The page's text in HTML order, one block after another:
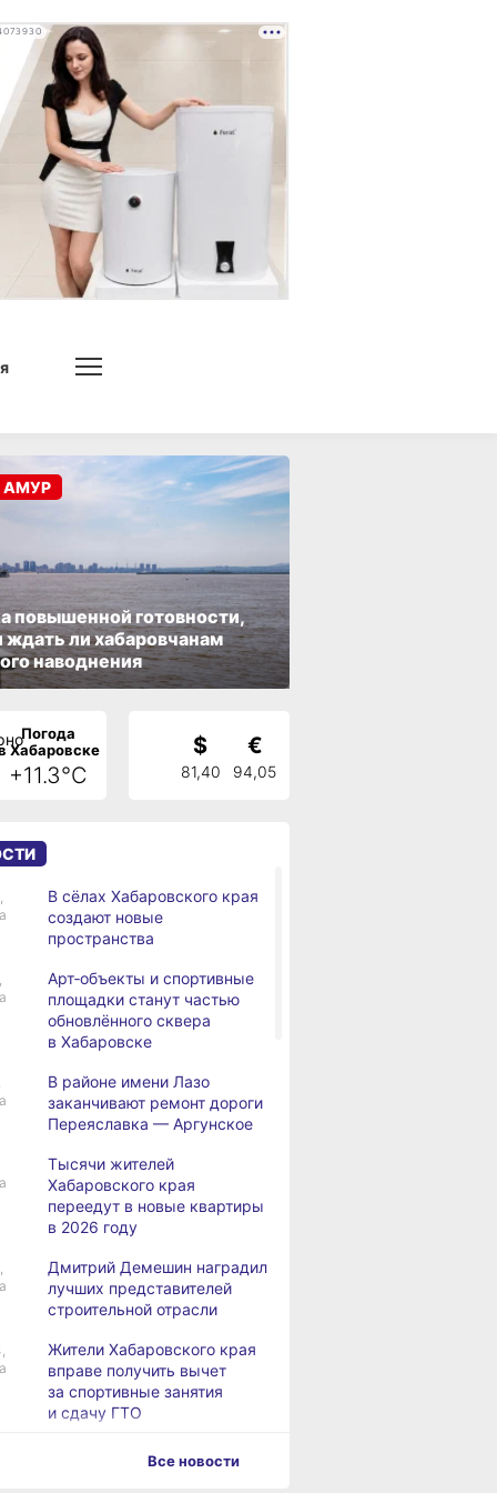
повышенной готовности,
ждать ли хабаровчанам
наводнения
АМУР
Погода
Хабаровске
+11.3°C
$
81,40
€
94,05
В сёлах Хабаровского края
создают новые
пространства
Арт‑объекты и спортивные
площадки станут частью
обновлённого сквера
в Хабаровске
В районе имени Лазо
заканчивают ремонт дороги
Переяславка — Аргунское
Тысячи жителей
Хабаровского края
переедут в новые квартиры
в 2026 году
Дмитрий Демешин наградил
лучших представителей
строительной отрасли
Жители Хабаровского края
вправе получить вычет
за спортивные занятия
и сдачу ГТО
В Хабаровске уровень
Все новости